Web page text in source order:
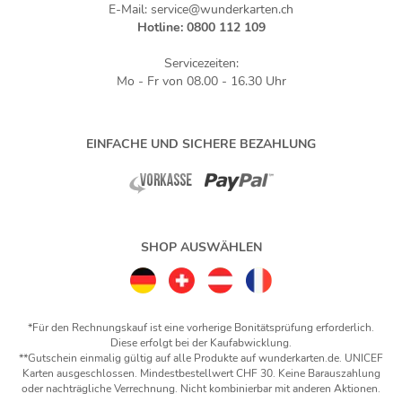
E-Mail: service@wunderkarten.ch
Hotline: 0800 112 109
Servicezeiten:
Mo - Fr von 08.00 - 16.30 Uhr
EINFACHE UND SICHERE BEZAHLUNG
SHOP AUSWÄHLEN
*Für den Rechnungskauf ist eine vorherige Bonitätsprüfung erforderlich.
Diese erfolgt bei der Kaufabwicklung.
**Gutschein einmalig gültig auf alle Produkte auf wunderkarten.de. UNICEF
Karten ausgeschlossen. Mindestbestellwert CHF 30. Keine Barauszahlung
oder nachträgliche Verrechnung. Nicht kombinierbar mit anderen Aktionen.